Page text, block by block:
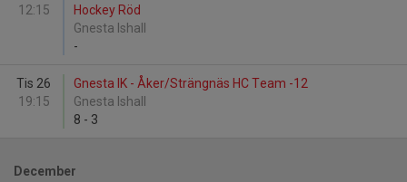
12:15
Hockey Röd
Gnesta Ishall
-
Tis 26
19:15
Gnesta IK - Åker/Strängnäs HC Team -12
Gnesta Ishall
8 - 3
December